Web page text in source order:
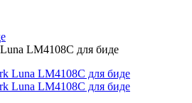
LM4108C для биде